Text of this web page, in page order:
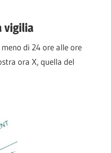
vigilia
di 24 ore alle ore
ora X, quella del